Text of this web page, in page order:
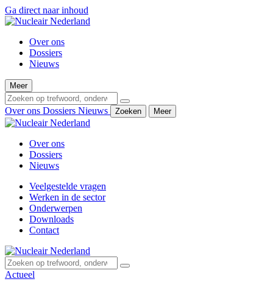
Ga direct naar inhoud
Over ons
Dossiers
Nieuws
Meer
Over ons Dossiers Nieuws Zoeken Meer
Over ons
Dossiers
Nieuws
Veelgestelde vragen
Werken in de sector
Onderwerpen
Downloads
Contact
Actueel